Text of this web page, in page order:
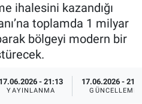
ihalesini kazandığı
toplamda 1 milyar
bölgeyi modern bir
17.06.2026 - 21:13
YAYINLANMA
17.06.2026 -
GÜNCELLEME